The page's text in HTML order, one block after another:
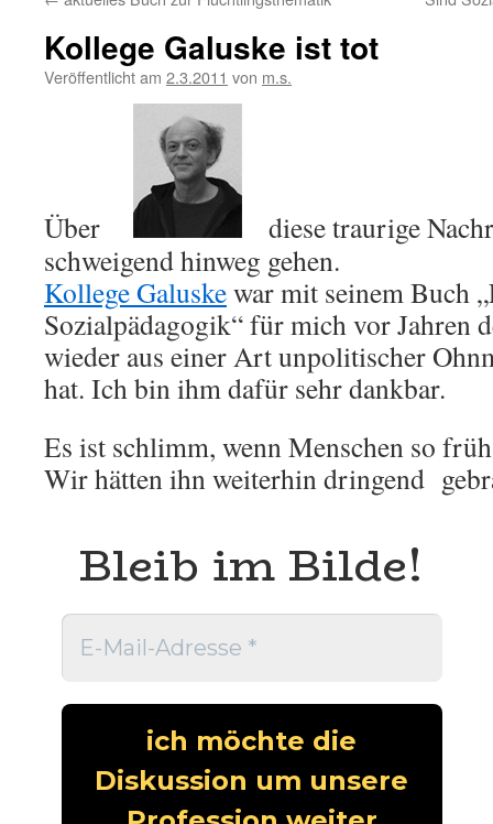
Kollege Galuske ist tot
Veröffentlicht am 2.3.2011 von m.s.
Über
diese traurige
schweigend hinweg gehen.
Kollege Galuskewar mit seinem Buch
Sozialpädagogik“ für mich vor Jahren
wieder aus einer Art unpolitischer
hat. Ich bin ihm dafür sehr dankbar.
Es ist schlimm, wenn Menschen so
Wir hätten ihn weiterhin dringend
Bleib im Bilde!